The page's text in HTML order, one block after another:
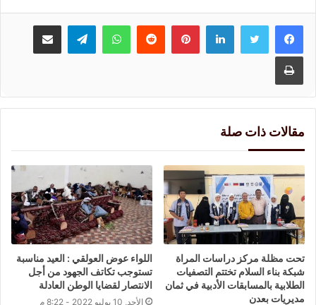
لينكدإنبينتيريست واتسابتيلقرام مشاركة عبر البريد
طباعة
مقالات ذات صلة
تحت مظلة مركز دراسات المراة
شبكة بناء السلام تختتم التصفيات
الطلابية بالمسابقات الأدبية في ثمان
مديريات بعدن
اللواء عوض العولقي : العيد مناسبة
تستوجب تكاتف الجهود من أجل
الانتصار لقضايا الوطن العادلة
الأحد, 10 يوليو 2022 - 8:22 م